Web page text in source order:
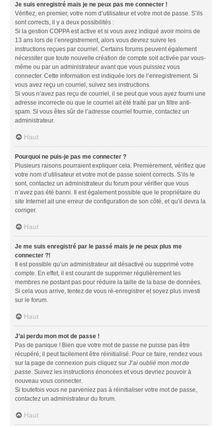
Je suis enregistré mais je ne peux pas me connecter !
Vérifiez, en premier, votre nom d’utilisateur et votre mot de passe. S’ils
sont corrects, il y a deux possibilités :
Si la gestion COPPA est active et si vous avez indiqué avoir moins de
13 ans lors de l’enregistrement, alors vous devrez suivre les
instructions reçues par courriel. Certains forums peuvent également
nécessiter que toute nouvelle création de compte soit activée par vous-
même ou par un administrateur avant que vous puissiez vous
connecter. Cette information est indiquée lors de l’enregistrement. Si
vous avez reçu un courriel, suivez ses instructions.
Si vous n’avez pas reçu de courriel, il se peut que vous ayez fourni une
adresse incorrecte ou que le courriel ait été traité par un filtre anti-
spam. Si vous êtes sûr de l’adresse courriel fournie, contactez un
administrateur.
Haut
Pourquoi ne puis-je pas me connecter ?
Plusieurs raisons pourraient expliquer cela. Premièrement, vérifiez que
votre nom d’utilisateur et votre mot de passe soient corrects. S’ils le
sont, contactez un administrateur du forum pour vérifier que vous
n’avez pas été banni. Il est également possible que le propriétaire du
site Internet ait une erreur de configuration de son côté, et qu’il devra la
corriger.
Haut
Je me suis enregistré par le passé mais je ne peux plus me
connecter ?!
Il est possible qu’un administrateur ait désactivé ou supprimé votre
compte. En effet, il est courant de supprimer régulièrement les
membres ne postant pas pour réduire la taille de la base de données.
Si cela vous arrive, tentez de vous ré-enregistrer et soyez plus investi
sur le forum.
Haut
J’ai perdu mon mot de passe !
Pas de panique ! Bien que votre mot de passe ne puisse pas être
récupéré, il peut facilement être réinitialisé. Pour ce faire, rendez vous
sur la page de connexion puis cliquez sur J’ai oublié mon mot de
passe. Suivez les instructions énoncées et vous devriez pouvoir à
nouveau vous connecter.
Si toutefois vous ne parveniez pas à réinitialiser votre mot de passe,
contactez un administrateur du forum.
Haut